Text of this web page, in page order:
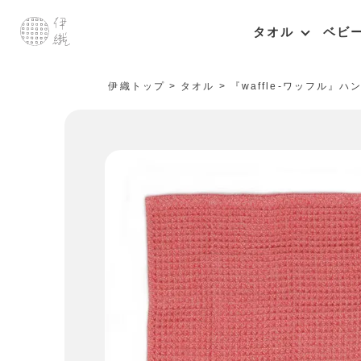
タオル ベビ
伊織トップ タオル 『waffle-ワッフル』ハ